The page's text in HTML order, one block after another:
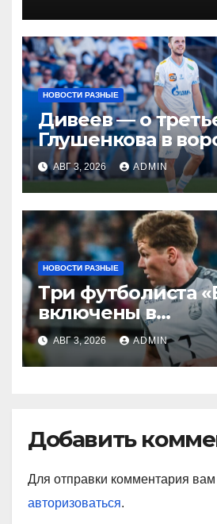
НОВОСТИ РАЗНЫЕ
Дивеев — о
Глушенкова в
«Оренбурга»:
Джону Джону,
наигрывали в
ситуации»
АВГ 3, 2026 ADMIN
НОВОСТИ РАЗНЫЕ
Три футболиста
включены в
символическую
2‑го тура РПЛ по
подписчиков
АВГ 3, 2026 ADMIN
Добавить
Для отправки комментария
авторизоваться.